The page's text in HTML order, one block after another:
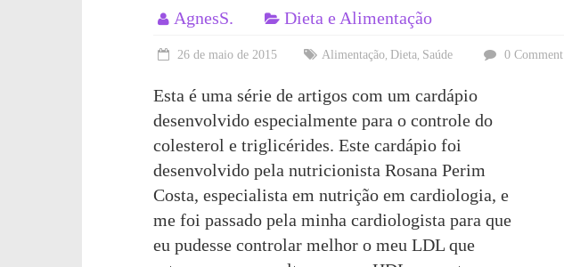
bela,
saudável
e
AgnesS. Dieta e Alimentação
26 de maio de 2015 Alimentação, Dieta, Saúde 0 Comment
Esta é uma série de artigos com um cardápio
desenvolvido especialmente para o controle do
colesterol e triglicérides. Este cardápio foi
desenvolvido pela nutricionista Rosana Perim
Costa, especialista em nutrição em cardiologia, e
me foi passado pela minha cardiologista para que
eu pudesse controlar melhor o meu LDL que